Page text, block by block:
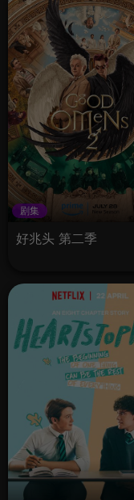
剧集
好兆头 第二季